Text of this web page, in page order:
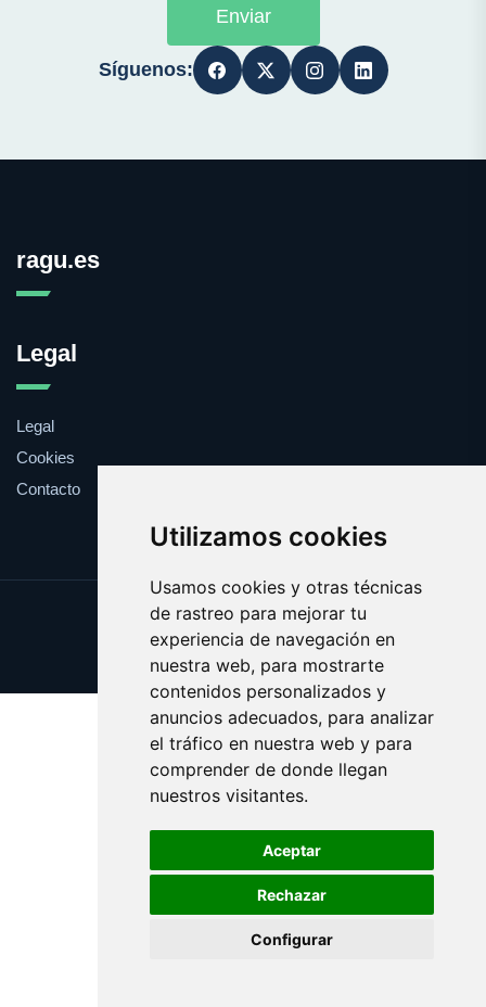
Utilizamos cookies
Usamos cookies y otras técnicas
de rastreo para mejorar tu
experiencia de navegación en
nuestra web, para mostrarte
contenidos personalizados y
anuncios adecuados, para analizar
el tráfico en nuestra web y para
comprender de donde llegan
nuestros visitantes.
Aceptar
Rechazar
Configurar
Enviar
Síguenos:
ragu.es
Legal
Legal
Cookies
Contacto
Update cookies preferences
Copyright © 2025 ragu.es